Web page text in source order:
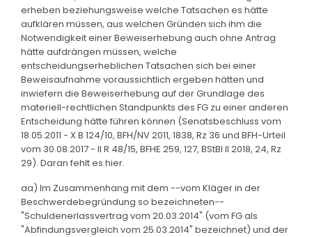
erheben beziehungsweise welche Tatsachen es hätte
aufklären müssen, aus welchen Gründen sich ihm die
Notwendigkeit einer Beweiserhebung auch ohne Antrag
hätte aufdrängen müssen, welche
entscheidungserheblichen Tatsachen sich bei einer
Beweisaufnahme voraussichtlich ergeben hätten und
inwiefern die Beweiserhebung auf der Grundlage des
materiell-rechtlichen Standpunkts des FG zu einer anderen
Entscheidung hätte führen können (Senatsbeschluss vom
18.05.2011 - X B 124/10, BFH/NV 2011, 1838, Rz 36 und BFH-Urteil
vom 30.08.2017 - II R 48/15, BFHE 259, 127, BStBl II 2018, 24, Rz
29). Daran fehlt es hier.
aa) Im Zusammenhang mit dem --vom Kläger in der
Beschwerdebegründung so bezeichneten--
"Schuldenerlassvertrag vom 20.03.2014" (vom FG als
"Abfindungsvergleich vom 25.03.2014" bezeichnet) und der